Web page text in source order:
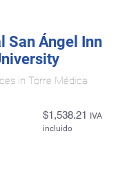
San Ángel Inn
in Torre Médica
$1,538.21
VA
incluido